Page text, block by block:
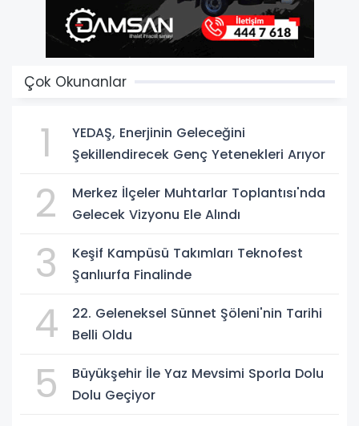
Çok Okunanlar
1
YEDAŞ, Enerjinin Geleceğini
Şekillendirecek Genç Yetenekleri Arıyor
2
Merkez İlçeler Muhtarlar Toplantısı'nda
Gelecek Vizyonu Ele Alındı
3
Keşif Kampüsü Takımları Teknofest
Şanlıurfa Finalinde
4
22. Geleneksel Sünnet Şöleni'nin Tarihi
Belli Oldu
5
Büyükşehir İle Yaz Mevsimi Sporla Dolu
Dolu Geçiyor